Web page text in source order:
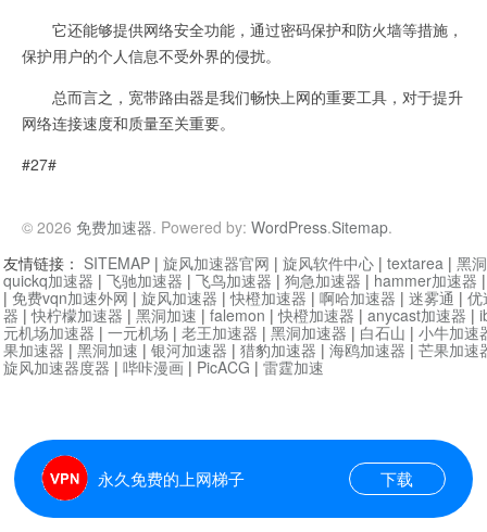
它还能够提供网络安全功能，通过密码保护和防火墙等措施，
保护用户的个人信息不受外界的侵扰。
总而言之，宽带路由器是我们畅快上网的重要工具，对于提升
网络连接速度和质量至关重要。
#27#
© 2026 免费加速器. Powered by: WordPress.Sitemap.
永久免费的上网梯子 下载
友情链接： SITEMAP | 旋风加速器官网 | 旋风软件中心 | textarea | 黑
quickq加速器 | 飞驰加速器 | 飞鸟加速器 | 狗急加速器 | hammer加速器
| 免费vqn加速外网 | 旋风加速器 |快橙加速器 | 啊哈加速器 | 迷雾通 | 优
器 |快柠檬加速器 | 黑洞加速 | falemon |快橙加速器 | anycast加速器 |
元机场加速器 | 一元机场 | 老王加速器 | 黑洞加速器 | 白石山 | 小牛加速
果加速器 | 黑洞加速 | 银河加速器 | 猎豹加速器 | 海鸥加速器 | 芒果加速
旋风加速器度器 | 哔咔漫画 | PicACG | 雷霆加速